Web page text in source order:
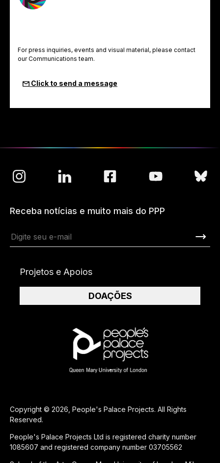
For press inquiries, events and visual material, please contact
our Communications team.
Click to send a message
Copyright © 2026, People's Palace Projects. All Rights
Reserved.
People's Palace Projects Ltd is registered charity number
1085607 and registered company number 03705562
Receba notícias e muito mais do PPP
Projetos e Apoios
DOAÇÕES